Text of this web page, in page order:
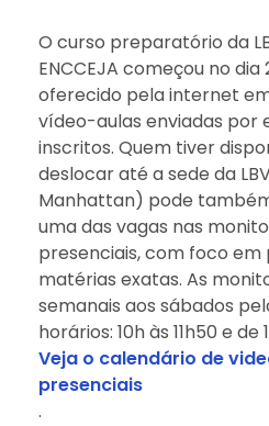
O curso preparatório da
ENCCEJA começou no
oferecido pela internet
vídeo-aulas enviadas por
inscritos. Quem tiver
deslocar até a sede da
Manhattan) pode
uma das vagas nas
presenciais, com foco em
matérias exatas. As
semanais aos sábados
horários: 10h às 11h50 e de
Veja o calendário de
presenciais
.